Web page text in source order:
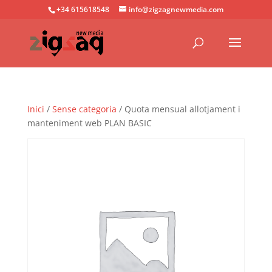
+34 615618548 info@zigzagnewmedia.com
Inici / Sense categoria / Quota mensual allotjament i
manteniment web PLAN BASIC